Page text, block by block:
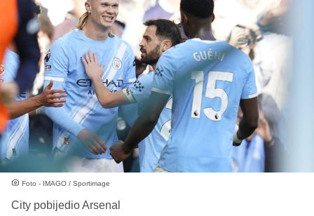
Foto - IMAGO / Sportimage
City pobijedio Arsenal